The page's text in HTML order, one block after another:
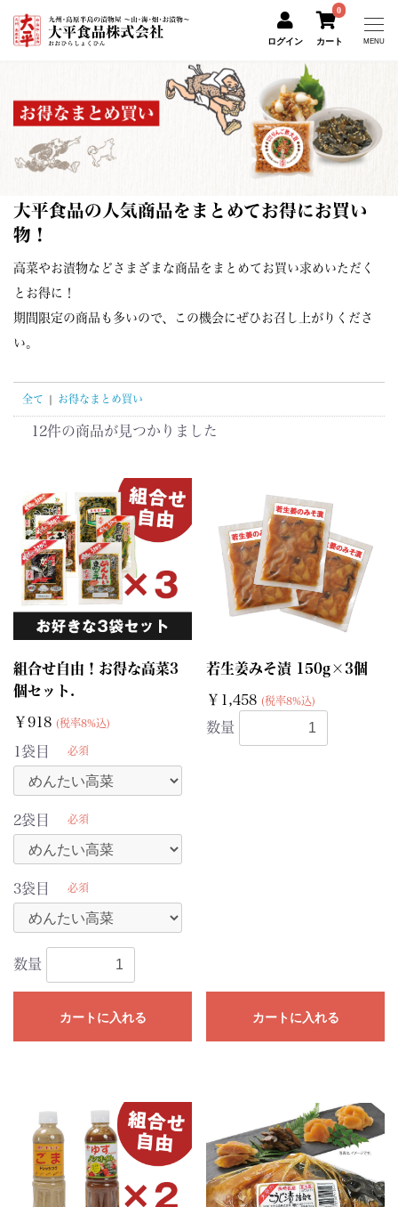
ログイン
0
カート MENU
大平食品の人気商品をまとめてお得にお買い
物！
高菜やお漬物などさまざまな商品をまとめてお買い求めいただく
とお得に！
期間限定の商品も多いので、この機会にぜひお召し上がりくださ
い。
全て | お得なまとめ買い
12件の商品が見つかりました
組合せ自由！お得な高菜3
個セット.
￥918 (税率8%込)
1袋目 必須
2袋目 必須
3袋目 必須
数量
カートに入れる
若生姜みそ漬 150g×3個
￥1,458 (税率8%込)
数量
カートに入れる